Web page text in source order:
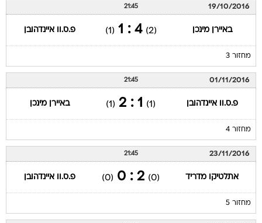
19/10/2016
21:45
באיירן מינכן (2)
4 : 1
(1) פ.ס.וו איינדהובן
מחזור 3
01/11/2016
21:45
פ.ס.וו איינדהובן (1)
1 : 2
(1) באיירן מינכן
מחזור 4
23/11/2016
21:45
אתלטיקו מדריד (0)
2 : 0
(0) פ.ס.וו איינדהובן
מחזור 5